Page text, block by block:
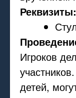
Реквизиты:
Игроков
детей,